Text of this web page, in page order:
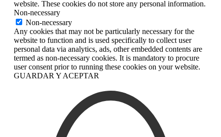
website. These cookies do not store any personal information.
Non-necessary
Non-necessary
Any cookies that may not be particularly necessary for the
website to function and is used specifically to collect user
personal data via analytics, ads, other embedded contents are
termed as non-necessary cookies. It is mandatory to procure
user consent prior to running these cookies on your website.
GUARDAR Y ACEPTAR